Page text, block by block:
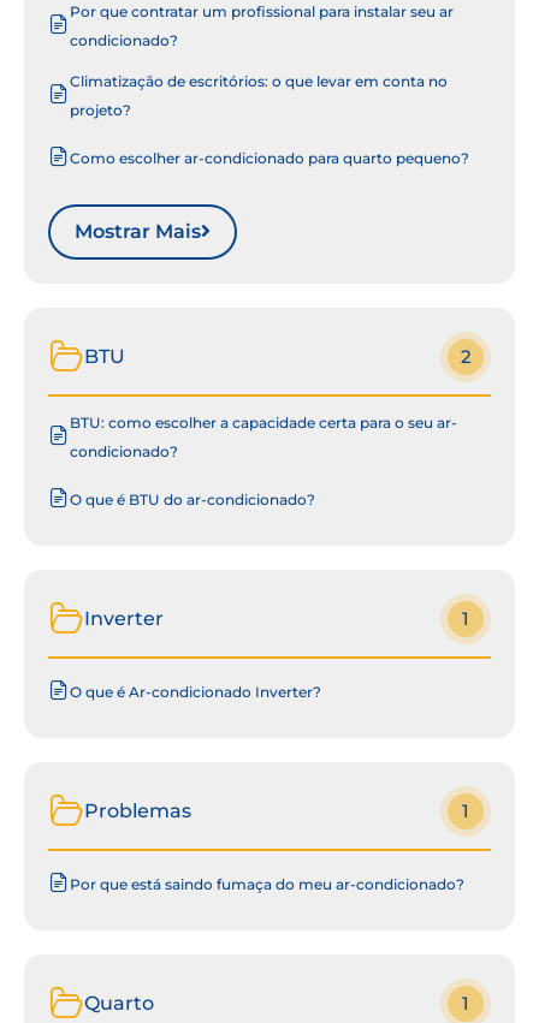
Por que contratar um profissional para instalar seu ar
condicionado?
Climatização de escritórios: o que levar em conta no
projeto?
Como escolher ar-condicionado para quarto pequeno?
Mostrar Mais
BTU 2
BTU: como escolher a capacidade certa para o seu ar-
condicionado?
O que é BTU do ar-condicionado?
Inverter 1
O que é Ar-condicionado Inverter?
Problemas 1
Por que está saindo fumaça do meu ar-condicionado?
Quarto 1